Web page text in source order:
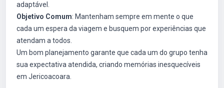
adaptável.
Objetivo Comum: Mantenham sempre em mente o que
cada um espera da viagem e busquem por experiências que
atendam a todos.
Um bom planejamento garante que cada um do grupo tenha
sua expectativa atendida, criando memórias inesquecíveis
em Jericoacoara.